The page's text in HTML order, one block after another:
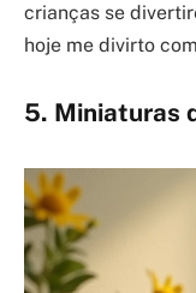
crianças se
hoje me divirto
5. Miniaturas